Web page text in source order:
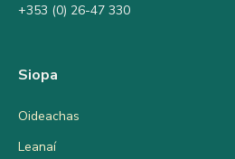
+353 (0) 26-47 330
Siopa
Oideachas
Leanaí